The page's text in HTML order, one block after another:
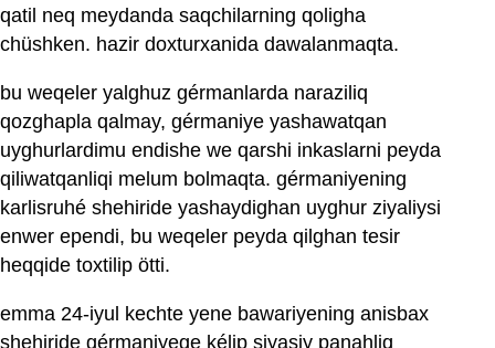
qatil neq meydanda saqchilarning qoligha
chüshken. hazir doxturxanida dawalanmaqta.
bu weqeler yalghuz gérmanlarda naraziliq
qozghapla qalmay, gérmaniye yashawatqan
uyghurlardimu endishe we qarshi inkaslarni peyda
qiliwatqanliqi melum bolmaqta. gérmaniyening
karlisruhé shehiride yashaydighan uyghur ziyaliysi
enwer ependi, bu weqeler peyda qilghan tesir
heqqide toxtilip ötti.
emma 24-iyul kechte yene bawariyening anisbax
shehiride gérmaniyege kélip siyasiy panahliq